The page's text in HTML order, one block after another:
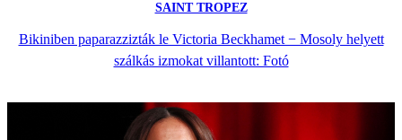
SAINT TROPEZ
Bikiniben paparazzizták le Victoria Beckhamet − Mosoly helyett
szálkás izmokat villantott: Fotó